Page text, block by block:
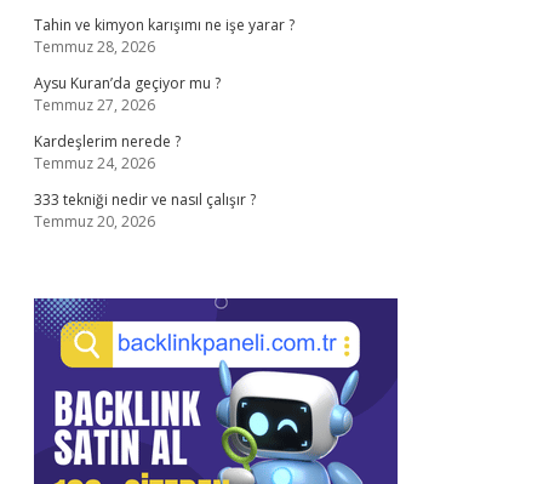
Tahin ve kimyon karışımı ne işe yarar ?
Temmuz 28, 2026
Aysu Kuran’da geçiyor mu ?
Temmuz 27, 2026
Kardeşlerim nerede ?
Temmuz 24, 2026
333 tekniği nedir ve nasıl çalışır ?
Temmuz 20, 2026